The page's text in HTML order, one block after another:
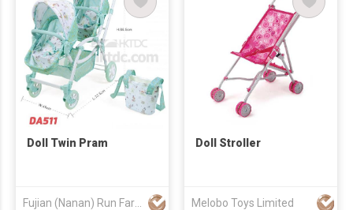
Doll Twin Pram
Fujian (Nanan) Run Far Baby Appliances Co., Ltd.
Doll Stroller
Melobo Toys Limited